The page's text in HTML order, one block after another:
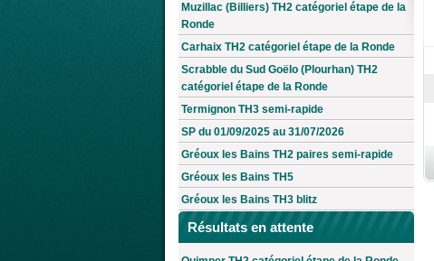
Muzillac (Billiers) TH2 catégoriel étape de la
Ronde
Carhaix TH2 catégoriel étape de la Ronde
Scrabble du Sud Goëlo (Plourhan) TH2
catégoriel étape de la Ronde
Termignon TH3 semi-rapide
SP du 01/09/2025 au 31/07/2026
Gréoux les Bains TH2 paires semi-rapide
Gréoux les Bains TH5
Gréoux les Bains TH3 blitz
Résultats en attente